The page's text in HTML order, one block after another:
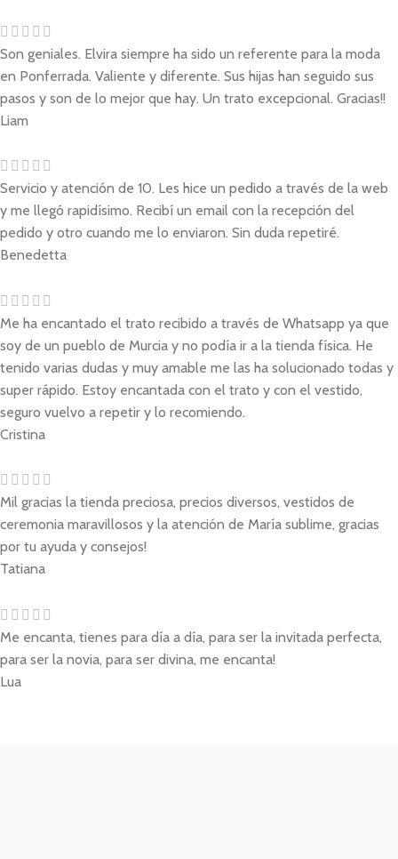
Son geniales. Elvira siempre ha sido un referente para la moda
en Ponferrada. Valiente y diferente. Sus hijas han seguido sus
pasos y son de lo mejor que hay. Un trato excepcional. Gracias!!
Liam
Servicio y atención de 10. Les hice un pedido a través de la web
y me llegó rapidísimo. Recibí un email con la recepción del
pedido y otro cuando me lo enviaron. Sin duda repetiré.
Benedetta
Me ha encantado el trato recibido a través de Whatsapp ya que
soy de un pueblo de Murcia y no podía ir a la tienda física. He
tenido varias dudas y muy amable me las ha solucionado todas y
super rápido. Estoy encantada con el trato y con el vestido,
seguro vuelvo a repetir y lo recomiendo.
Cristina
Mil gracias la tienda preciosa, precios diversos, vestidos de
ceremonia maravillosos y la atención de María sublime, gracias
por tu ayuda y consejos!
Tatiana
Me encanta, tienes para día a día, para ser la invitada perfecta,
para ser la novia, para ser divina, me encanta!
Lua